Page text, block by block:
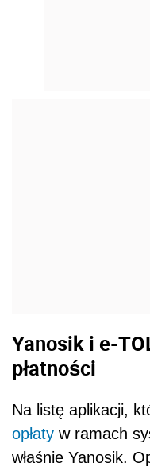
Yanosik i e-
płatności
Na listę aplikacji,
opłaty w ramach
właśnie Yanosik.